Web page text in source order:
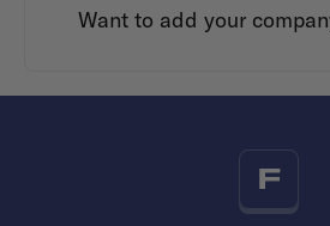
Want to add your
F